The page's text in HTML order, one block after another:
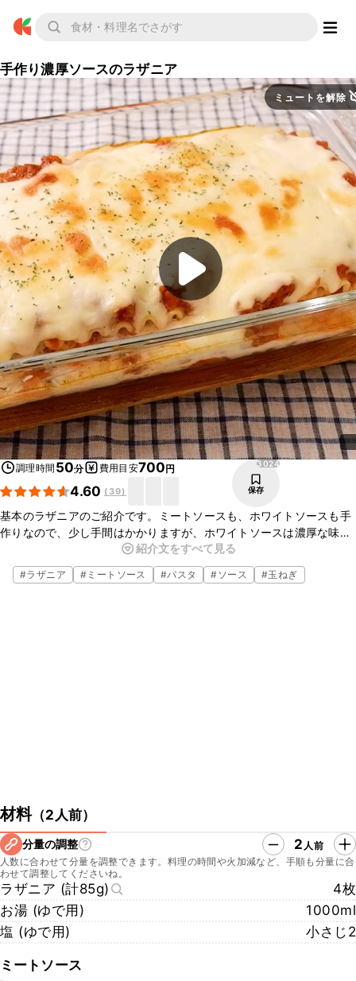
手作り濃厚ソースのラザニア
ミュートを解除
調理時間 50分 費用目安700円
4.60 ( 39)
3024
保存
基本のラザニアのご紹介です。ミートソースも、ホワイトソースも手
作りなので、少し手間はかかりますが、ホワイトソースは濃厚な味わ
いに仕上がりますよ。ミートソースとよく絡みとてもおいしいです。
ぜひお試しください。
紹介文をすべて見る
#ラザニア # ミートソース #パスタ #ソース #玉ねぎ
材料（2人前）
分量の調整 2 人前
人数に合わせて分量を調整できます。料理の時間や火加減など、手順も分量に合
わせて調整してくださいね。
ラザニア (計85g)
4枚
お湯 (ゆで用)
1000ml
塩 (ゆで用)
小さじ2
ミートソース